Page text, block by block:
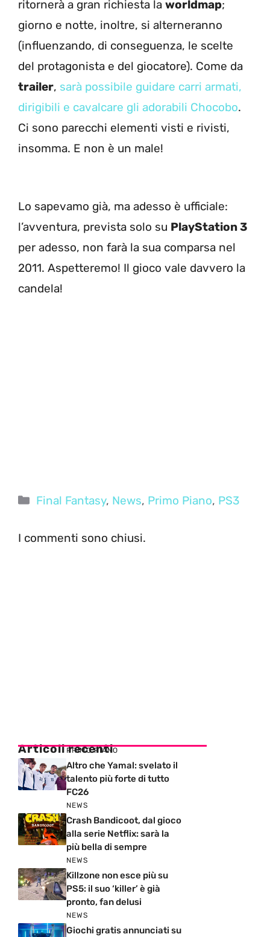
ritornerà a gran richiesta la worldmap;
giorno e notte, inoltre, si alterneranno
(influenzando, di conseguenza, le scelte
del protagonista e del giocatore). Come da
trailer, sarà possibile guidare carri armati,
dirigibili e cavalcare gli adorabili Chocobo.
Ci sono parecchi elementi visti e rivisti,
insomma. E non è un male!
Lo sapevamo già, ma adesso è ufficiale:
l’avventura, prevista solo su PlayStation 3
per adesso, non farà la sua comparsa nel
2011. Aspetteremo! Il gioco vale davvero la
candela!
Categorie
Final Fantasy, News, Primo Piano, PS3
I commenti sono chiusi.
Articoli recenti
PRIMO PIANO
Altro che Yamal: svelato il
talento più forte di tutto
FC26
NEWS
Crash Bandicoot, dal gioco
alla serie Netflix: sarà la
più bella di sempre
NEWS
Killzone non esce più su
PS5: il suo ‘killer’ è già
pronto, fan delusi
NEWS
Giochi gratis annunciati su